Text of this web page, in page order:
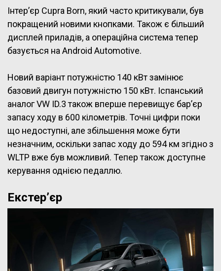
Інтер’єр Cupra Born, який часто критикували, був
покращений новими кнопками. Також є більший
дисплей приладів, а операційна система тепер
базується на Android Automotive.
Новий варіант потужністю 140 кВт замінює
базовий двигун потужністю 150 кВт. Іспанський
аналог VW ID.3 також вперше перевищує бар’єр
запасу ходу в 600 кілометрів. Точні цифри поки
що недоступні, але збільшення може бути
незначним, оскільки запас ходу до 594 км згідно з
WLTP вже був можливий. Тепер також доступне
керування однією педаллю.
Екстер’єр